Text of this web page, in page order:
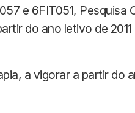
e 6FIT051, Pesquisa
do ano letivo de 2011
a vigorar a partir do